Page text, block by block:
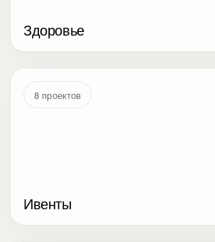
Здоровье
8 проектов
Ивенты